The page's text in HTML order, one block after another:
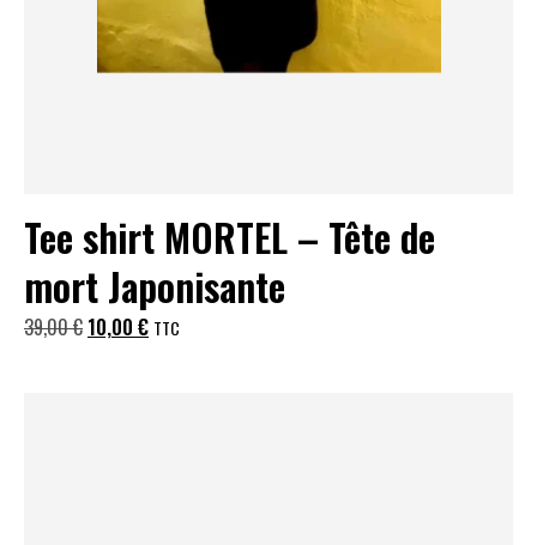
Tee shirt MORTEL – Tête de
mort Japonisante
39,00€ Le
10,00 €LeTTC